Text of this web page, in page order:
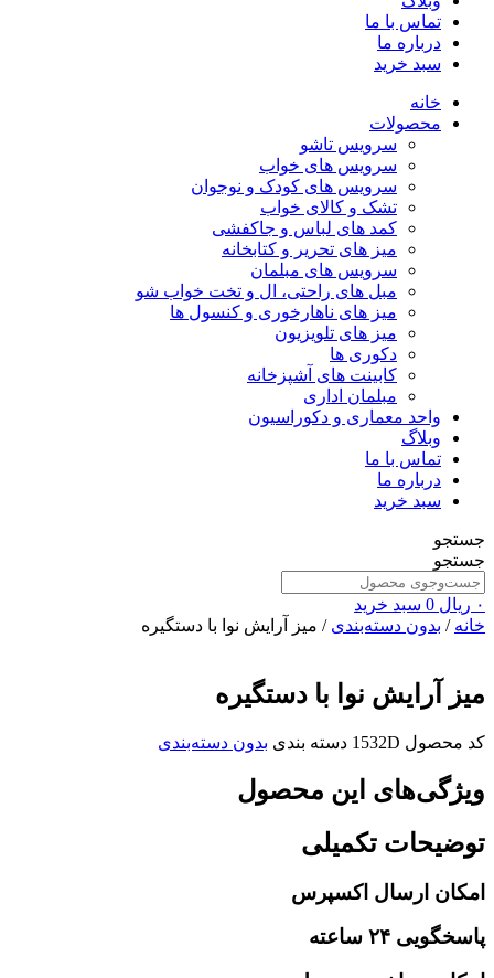
تماس با ما
درباره ما
سبد خرید
خانه
محصولات
سرویس تاشو
سرویس های خواب
سرویس های کودک و نوجوان
تشک و کالای خواب
کمد های لباس و جاکفشی
میز های تحریر و کتابخانه
سرویس های مبلمان
مبل های راحتی، ال و تخت خواب شو
میز های ناهارخوری و کنسول ها
میز های تلویزیون
دکوری ها
کابینت های آشپزخانه
مبلمان اداری
واحد معماری و دکوراسیون
وبلاگ
تماس با ما
درباره ما
سبد خرید
جستجو
جستجو
۰ ریال 0 سبد خرید
خانه/ بدون دسته‌بندی/ میز آرایش نوا با دستگیره
میز آرایش نوا با دستگیره
کد محصول 1532D دسته بندی بدون دسته‌بندی
ویژگی‌های این محصول
توضیحات تکمیلی
امکان ارسال اکسپرس
پاسخگویی ۲۴ ساعته